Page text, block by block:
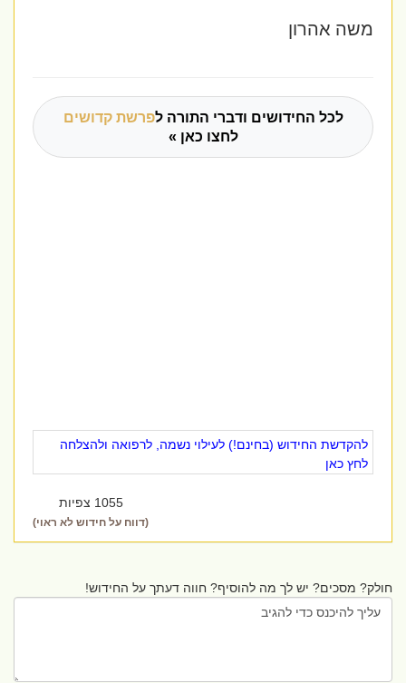
משה אהרון
לכל החידושים ודברי התורה לפרשת קדושים
לחצו כאן »
להקדשת החידוש (בחינם!) לעילוי נשמה, לרפואה ולהצלחה
לחץ כאן
1055 צפיות
(דווח על חידוש לא ראוי)
חולק? מסכים? יש לך מה להוסיף? חווה דעתך על החידוש!